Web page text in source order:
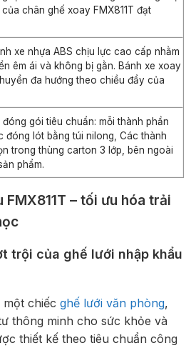
chân ghế xoay FMX811T đạt
xe nhựa ABS chịu lực cao cấp nhằm
êm ái và không bị gằn. Bánh xe xoay
đa hướng theo chiều đẩy của
gói tiêu chuẩn: mỗi thành phần
đóng lót bằng túi nilong, Các thành
trong thùng carton 3 lớp, bên ngoài
phẩm.
FMX811T – tối ưu hóa trải
trội của ghế lưới nhập khẩu
một chiếc ghế lưới văn phòng,
thông minh cho sức khỏe và
thiết kế theo tiêu chuẩn công